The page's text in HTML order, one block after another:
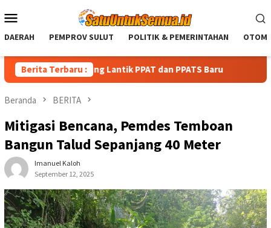
ke
Mobile
DAERAH PEMPROV SULUT POLITIK & PEMERINTAHAN
Berita Terbaru :
Bitung Lantik PPAT dan PPATS Baru Reinhard
Beranda BERITA
Mitigasi Bencana, Pemdes Temboan
Bangun Talud Sepanjang 40 Meter
Imanuel Kaloh
September 12, 2025